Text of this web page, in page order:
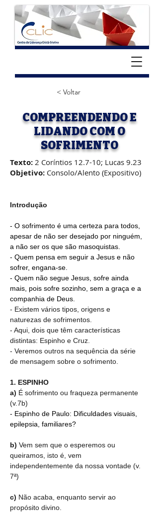
< Voltar
COMPREENDENDO E
LIDANDO COM O
SOFRIMENTO
Texto: 2 Coríntios 12.7-10; Lucas 9.23
Objetivo: Consolo/Alento (Expositivo)
Introdução
- O sofrimento é uma certeza para todos,
apesar de não ser desejado por ninguém,
a não ser os que são masoquistas.
- Quem pensa em seguir a Jesus e não
sofrer, engana-se.
- Quem não segue Jesus, sofre ainda
mais, pois sofre sozinho, sem a graça e a
companhia de Deus.
- Existem vários tipos, origens e
naturezas de sofrimentos.
- Aqui, dois que têm características
distintas: Espinho e Cruz.
- Veremos outros na sequência da série
de mensagem sobre o sofrimento.
1. ESPINHO
a) É sofrimento ou fraqueza permanente
(v.7b)
- Espinho de Paulo: Dificuldades visuais,
epilepsia, familiares?
b) Vem sem que o esperemos ou
queiramos, isto é, vem
independentemente da nossa vontade (v.
7ª)
c) Não acaba, enquanto servir ao
propósito divino.